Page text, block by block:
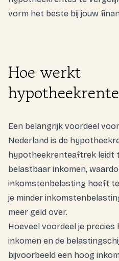
vorm het beste bij jouw
Hoe werkt
Een belangrijk voordeel
Nederland is de
hypotheekrenteaftrek leidt
belastbaar inkomen,
inkomstenbelasting hoeft
je minder
meer geld over.
Hoeveel voordeel je
inkomen en de
bijvoorbeeld een hoog